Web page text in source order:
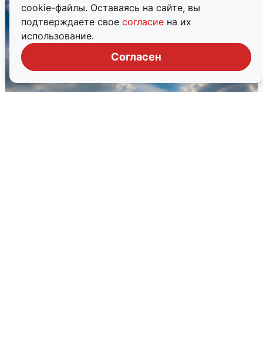
cookie-файлы. Оставаясь на сайте, вы
подтверждаете свое согласие на их
использование.
Согласен